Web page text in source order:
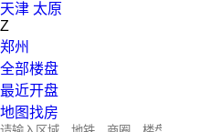
天津 太原
Z
郑州
全部楼盘
最近开盘
地图找房